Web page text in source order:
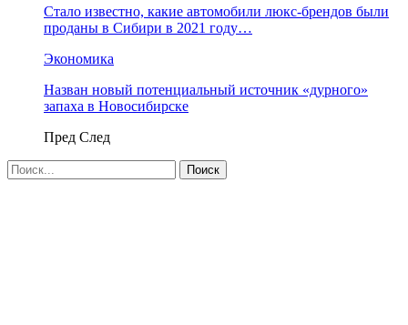
Стало известно, какие автомобили люкс-брендов были
проданы в Сибири в 2021 году…
Экономика
Назван новый потенциальный источник «дурного»
запаха в Новосибирске
Пред След